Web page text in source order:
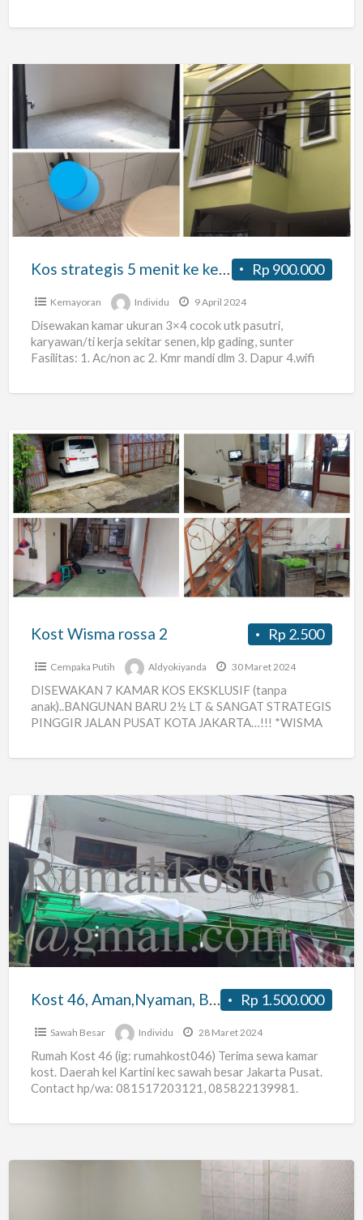
Kos
strategis
5
ke
gading
senen
Rp 900.000
Kos strategis 5 menit ke kelapa gading sunter senen
Kemayoran Individu 9 April 2024
Disewakan kamar ukuran 3×4 cocok utk pasutri,
karyawan/ti kerja sekitar senen, klp gading, sunter
Fasilitas: 1. Ac/non ac 2. Kmr mandi dlm 3. Dapur 4.wifi
Kost
Wisma
rossa
Rp 2.500
Kost Wisma rossa 2
Cempaka Putih Aldyokiyanda 30 Maret 2024
DISEWAKAN 7 KAMAR KOS EKSKLUSIF (tanpa
anak)..BANGUNAN BARU 2½ LT & SANGAT STRATEGIS
PINGGIR JALAN PUSAT KOTA JAKARTA…!!! *WISMA
Kost
46,
Aman,Nyaman,
Bersih,
dekat
pusat
kota/bisnis,
kuliner,stasiun
kereta,
halte
busway
Rp 1.500.000
Kost 46, Aman,Nyaman, Bersih, dekat pusat kota/bisnis, pusat kuliner,stasiun kereta, halte busway
Sawah Besar Individu 28 Maret 2024
Rumah Kost 46 (ig: rumahkost046) Terima sewa kamar
kost. Daerah kel Kartini kec sawah besar Jakarta Pusat.
Contact hp/wa: 081517203121, 085822139981.